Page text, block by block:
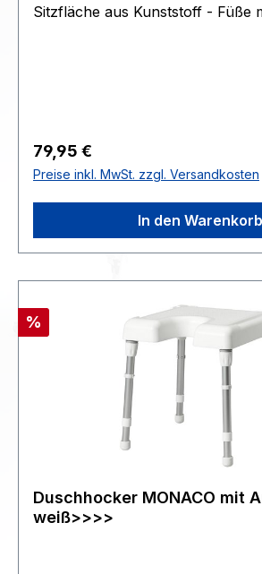
Sitzfläche aus Kunststoff - Füße
cm - max. Belastbarkeit 120 kg -
2 Stück>>>>>>>>KG oder G
Regulärer Preis:
79,95 €
Preise inkl. MwSt. zzgl. Versandkosten
In den Warenkorb
Rabatt
%
Duschhocker MONACO mit
weiß>>>>